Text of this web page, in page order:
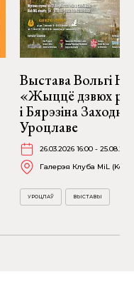
Выстава Вольгі
«Жыццё дзвюх
і Бярэзіна
Уроцлаве
26.03.2026 16:00 -
Галерэя Клуба MiL
УРОЦЛАЎ ВЫСТАВЫ